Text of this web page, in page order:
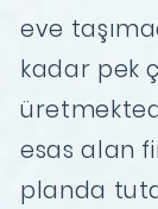
eve
kadar pek
esas alan
planda